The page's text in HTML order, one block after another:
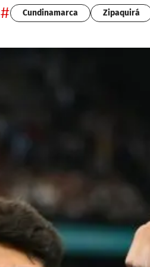
# Cundinamarca Zipaquirá